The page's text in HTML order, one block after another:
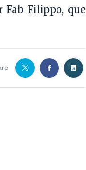
Fab Filippo, que